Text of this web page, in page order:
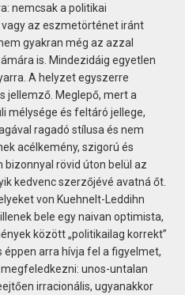
nemcsak a politikai
az eszmetörténet iránt
gyakran még az azzal
is. Mindezidáig egyetlen
A helyzet egyszerre
jellemző. Meglepő, mert a
mélysége és feltáró jellege,
ragadó stílusa és nem
acélkemény, szigorú és
rövid úton belül az
kedvenc szerzőjévé avatná őt.
von Kuehnelt-Leddihn
bele egy naivan optimista,
között „politikailag korrekt”
arra hívja fel a figyelmet,
unos-untalan
irracionális, ugyanakkor